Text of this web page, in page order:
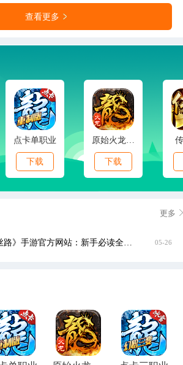
查看更多
点卡单职业
下载 下载
更多
《寻梦丝路》手游官方网站：新手必读全流程攻略与核心玩法解析 05-26